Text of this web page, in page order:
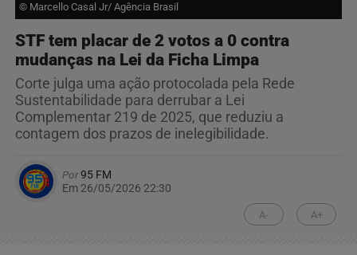
© Marcello Casal Jr/ Agência Brasil
STF tem placar de 2 votos a 0 contra
mudanças na Lei da Ficha Limpa
Corte julga uma ação protocolada pela Rede
Sustentabilidade para derrubar a Lei
Complementar 219 de 2025, que reduziu a
contagem dos prazos de inelegibilidade.
Por95 FM
Em 26/05/2026 22:30
A- A+